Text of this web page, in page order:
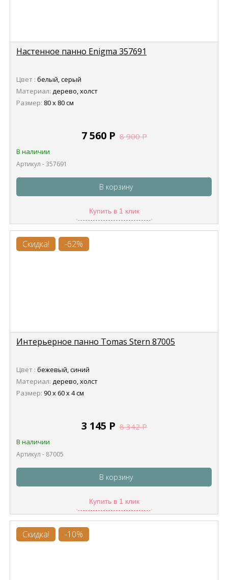
Настенное панно Enigma 357691
Цвет : белый, серый
Материал: дерево, холст
Размер: 80 х 80 см
7 560 Р 8 900Р
В наличии
Артикул - 357691
В корзину
Купить в 1 клик
Скидка! -62%
Интерьерное панно Tomas Stern 87005
Цвет : бежевый, синий
Материал: дерево, холст
Размер: 90 х 60 х 4 см
3 145 Р 8 342Р
В наличии
Артикул - 87005
В корзину
Купить в 1 клик
Скидка! -10%